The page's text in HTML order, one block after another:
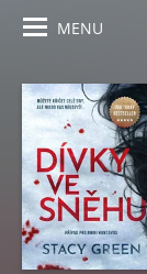
MENU